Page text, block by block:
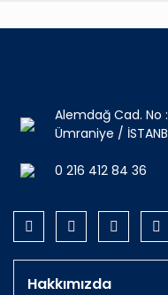
Alemdağ Cad.
Ümraniye /
0 216 412 84 36
Hakkımızda